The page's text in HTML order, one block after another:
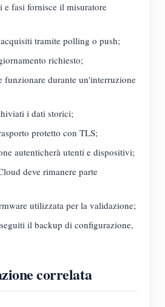
e fasi fornisce il misuratore
tramite polling o push;
richiesto;
funzionare durante un'interruzione
i dati storici;
protetto con TLS;
autenticherà utenti e dispositivi;
deve rimanere parte
utilizzata per la validazione;
il backup di configurazione,
correlata